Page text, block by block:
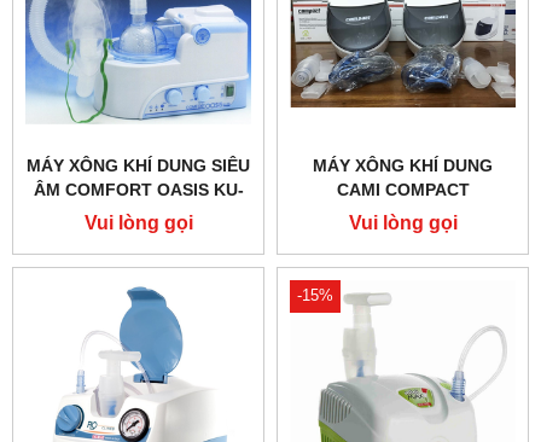
MÁY XÔNG KHÍ DUNG SIÊU
ÂM COMFORT OASIS KU-
200
Vui lòng gọi
MÁY XÔNG KHÍ DUNG
CAMI COMPACT
Vui lòng gọi
-15%